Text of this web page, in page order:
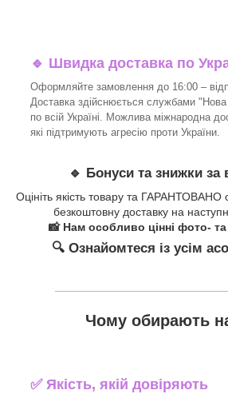
🔹 Швидка доставка по
Оформляйте замовлення до 16:00 –
Доставка здійснюється службами
по всій Україні. Можлива міжнародна
які підтримують агресію проти України.
🔹 Бонуси та знижки за
Оцініть якість товару та ГАРАНТОВАНО
безкоштовну доставку на
📸 Нам особливо цінні фото- та
🔍 Ознайомтеся із усім
Чому обирають
✅ Якість, якій довіряють